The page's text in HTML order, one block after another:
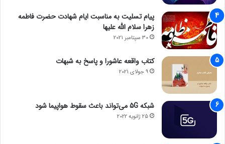
پیام تسلیت به مناسبت ایام شهادت حضرت فاطمه
زهرا سلام الله علیها
30 سپتامبر 2021
کتاب واقعه عاشورا و پاسخ به شبهات
9 جولای 2021
شبکه 5G می‌تواند باعث سقوط هواپیما شود
25 ژانویه 2022